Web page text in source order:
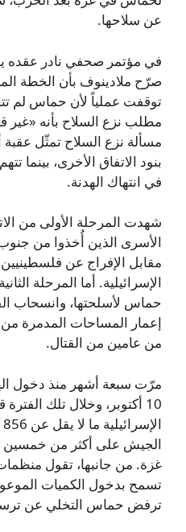
عن سلاحها.
في مؤتمر صحفي نادر عقده
صرّح ملادينوف بأن الخطة
توقفت عملياً لأن حماس لم
مطلب نزع السلاح بأنه
مسألة نزع السلاح تمثّل
بنود الاتفاق الأخرى، بينما
في انتهاك الهدنة.
شهدت المرحلة الأولى من
مقابل الإفراج عن
الإسرائيلية. أما المرحلة
حماس لأسلحتها، وانسحاب
إعمار المساحات المدمرة من
من عامين من القتال.
مرّت سبعة أشهر منذ دخول
10 أكتوبر، وخلال تلك
الجيش على أكثر من
غزة. من جانبها، تقول
تسمح بدخول الكميات
ترفض حماس التخلي عن